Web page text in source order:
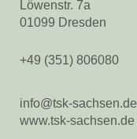
Löwenstr. 7a
01099 Dresden
+49 (351) 806080
info@tsk-sachsen.de
www.tsk-sachsen.de